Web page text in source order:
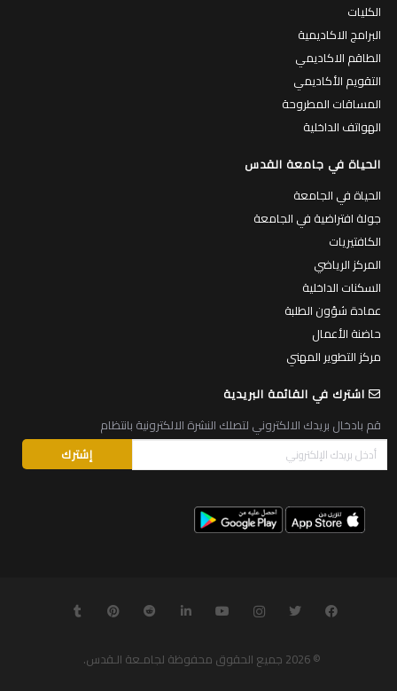
الكليات
البرامج الاكاديمية
الطاقم الاكاديمي
التقويم الأكاديمي
المساقات المطروحة
الهواتف الداخلية
الحياة في جامعة القدس
الحياة في الجامعة
جولة افتراضية في الجامعة
الكافتيريات
المركز الرياضي
السكنات الداخلية
عمادة شؤون الطلبة
حاضنة الأعمال
مركز التطوير المهني
اشترك في القائمة البريدية
قم بادخال بريدك الالكتروني لتصلك النشرة الالكترونية بانتظام
© 2026 جميع الحقوق محفوظة لجامـعة الـقدس.